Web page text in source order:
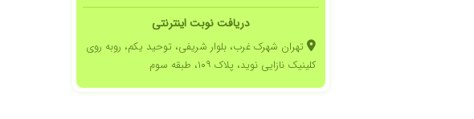
دریافت نوبت اینترنتی
تهران شهرک غرب، بلوار شریفی، توحید یکم، روبه روی
کلینیک نازایی نوید، پلاک ۱۰۹، طبقه سوم